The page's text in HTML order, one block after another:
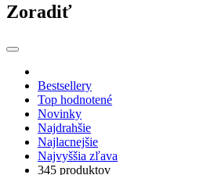
Zoradiť
Bestsellery
Top hodnotené
Novinky
Najdrahšie
Najlacnejšie
Najvyššia zľava
345 produktov